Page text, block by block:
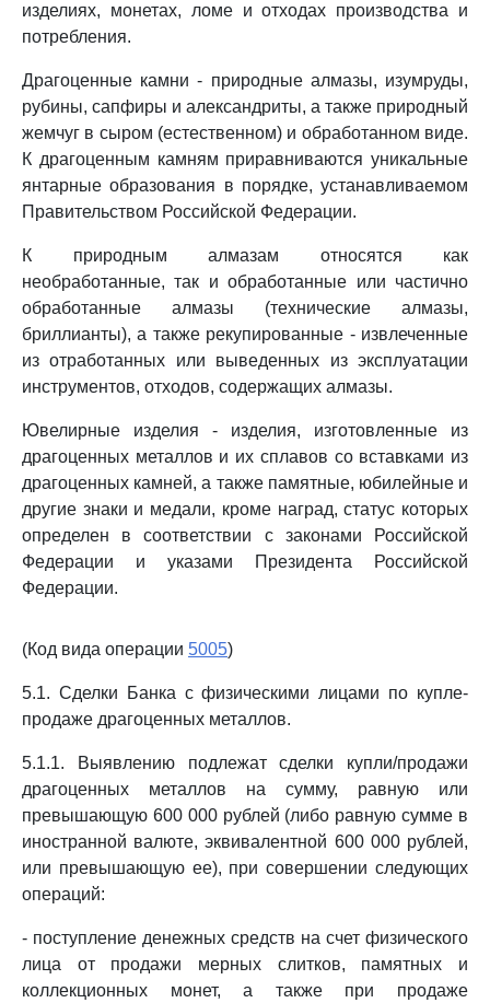
изделиях, монетах, ломе и отходах производства и
потребления.
Драгоценные камни - природные алмазы, изумруды,
рубины, сапфиры и александриты, а также природный
жемчуг в сыром (естественном) и обработанном виде.
К драгоценным камням приравниваются уникальные
янтарные образования в порядке, устанавливаемом
Правительством Российской Федерации.
К природным алмазам относятся как
необработанные, так и обработанные или частично
обработанные алмазы (технические алмазы,
бриллианты), а также рекупированные - извлеченные
из отработанных или выведенных из эксплуатации
инструментов, отходов, содержащих алмазы.
Ювелирные изделия - изделия, изготовленные из
драгоценных металлов и их сплавов со вставками из
драгоценных камней, а также памятные, юбилейные и
другие знаки и медали, кроме наград, статус которых
определен в соответствии с законами Российской
Федерации и указами Президента Российской
Федерации.
(Код вида операции 5005)
5.1. Сделки Банка с физическими лицами по купле-
продаже драгоценных металлов.
5.1.1. Выявлению подлежат сделки купли/продажи
драгоценных металлов на сумму, равную или
превышающую 600 000 рублей (либо равную сумме в
иностранной валюте, эквивалентной 600 000 рублей,
или превышающую ее), при совершении следующих
операций:
- поступление денежных средств на счет физического
лица от продажи мерных слитков, памятных и
коллекционных монет, а также при продаже